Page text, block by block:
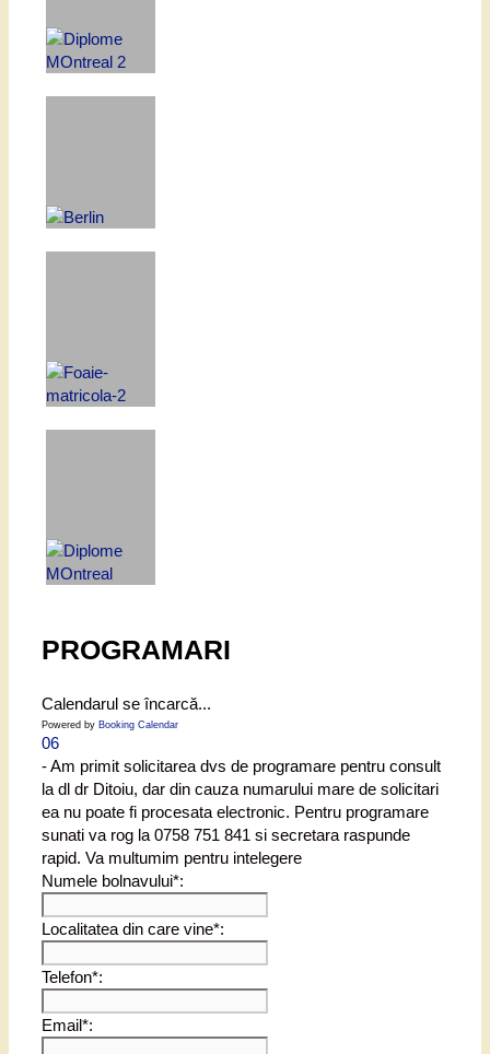
PROGRAMARI
Calendarul se încarcă...
Powered by Booking Calendar
06
- Am primit solicitarea dvs de programare pentru consult
la dl dr Ditoiu, dar din cauza numarului mare de solicitari
ea nu poate fi procesata electronic. Pentru programare
sunati va rog la 0758 751 841 si secretara raspunde
rapid. Va multumim pentru intelegere
Numele bolnavului*:
Localitatea din care vine*:
Telefon*:
Email*: